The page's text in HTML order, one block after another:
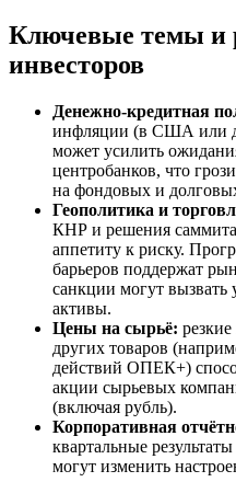
Ключевые темы и
инвесторов
Денежно-кредитная
инфляции (в США или
может усилить
центробанков, что
на фондовых и
Геополитика и
КНР и решения саммита
аппетиту к риску.
барьеров поддержат
санкции могут вызвать
активы.
Цены на сырьё:
других товаров
действий ОПЕК+)
акции сырьевых
(включая рубль).
Корпоративная
квартальные
могут изменить